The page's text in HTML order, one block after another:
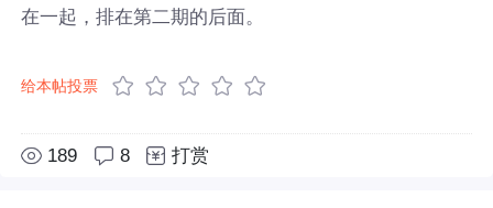
在一起，排在第二期的后面。
给本帖投票
189 8 打赏